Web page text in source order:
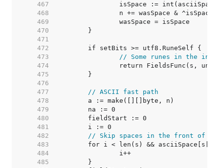
   467
   468
   469
   470
   471
   472
   473
// Some runes in the
   474
   475
   476
   477
// ASCII fast path
   478
   479
   480
   481
   482
// Skip spaces in the front of
   483
   484
   485